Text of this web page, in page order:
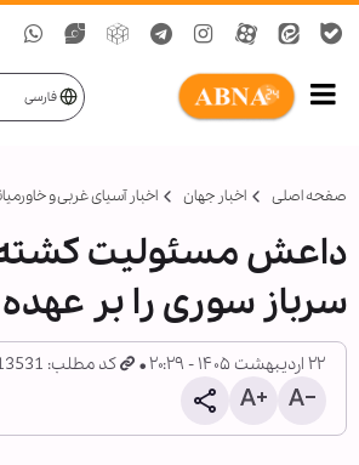
فارسی
صفحه اصلی اخبار جهان اخبار آسیای غربی و
سرباز سوری را بر
۲۲ اردیبهشت ۱۴۰۵ - ۲۰:۲۹ کد مطلب: 1813531